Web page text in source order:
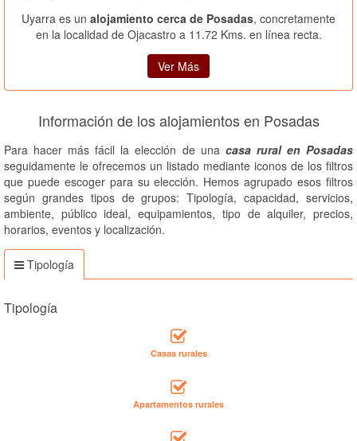
Uyarra es un alojamiento cerca de Posadas, concretamente
en la localidad de Ojacastro a 11.72 Kms. en línea recta.
Ver Más
Información de los alojamientos en Posadas
Para hacer más fácil la elección de una casa rural en Posadas
seguidamente le ofrecemos un listado mediante iconos de los filtros
que puede escoger para su elección. Hemos agrupado esos filtros
según grandes tipos de grupos: Tipología, capacidad, servicios,
ambiente, público ideal, equipamientos, tipo de alquiler, precios,
horarios, eventos y localización.
Tipología
Tipología
Casas rurales
Apartamentos rurales